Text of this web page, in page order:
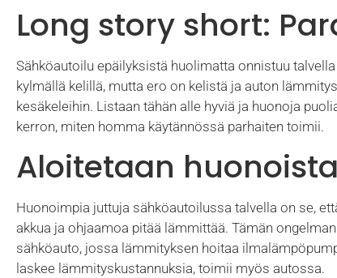
Long story short:
Sähköautoilu epäilyksistä huolimatta onnistuu
kylmällä kelillä, mutta ero on kelistä ja auton
kesäkeleihin. Listaan tähän alle hyviä ja huonoja
kerron, miten homma käytännössä parhaiten toimii.
Aloitetaan
Huonoimpia juttuja sähköautoilussa talvella on se,
akkua ja ohjaamoa pitää lämmittää. Tämän
sähköauto, jossa lämmityksen hoitaa
laskee lämmityskustannuksia, toimii myös autossa.